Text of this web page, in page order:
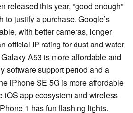
released this year, “good enough”
to justify a purchase. Google’s
with better cameras, longer
official IP rating for dust and water
A53 is more affordable and
software support period and a
iPhone SE 5G is more affordable
iOS app ecosystem and wireless
1 has fun flashing lights.